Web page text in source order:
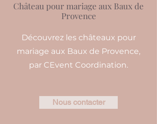
Château pour mariage aux Baux de
Provence
Découvrez les châteaux pour
mariage aux Baux de Provence,
par CEvent Coordination.
Nous contacter